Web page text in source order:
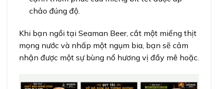
chảo đúng độ.
Khi bạn ngồi tại Seaman Beer, cắt một miếng thịt
mọng nước và nhấp một ngụm bia, bạn sẽ cảm
nhận được một sự bùng nổ hương vị đầy mê hoặc.